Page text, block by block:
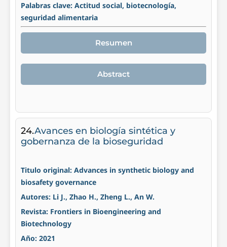
Palabras clave: Actitud social, biotecnología,
seguridad alimentaria
Resumen
Abstract
24.Avances en biología sintética y
gobernanza de la bioseguridad
Titulo original: Advances in synthetic biology and
biosafety governance
Autores: Li J., Zhao H., Zheng L., An W.
Revista: Frontiers in Bioengineering and
Biotechnology
Año: 2021